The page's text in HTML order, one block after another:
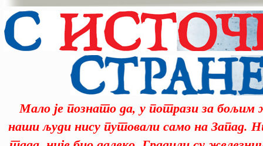
Мало је познато да, у потрази за
наши људи нису путовали само на Запад.